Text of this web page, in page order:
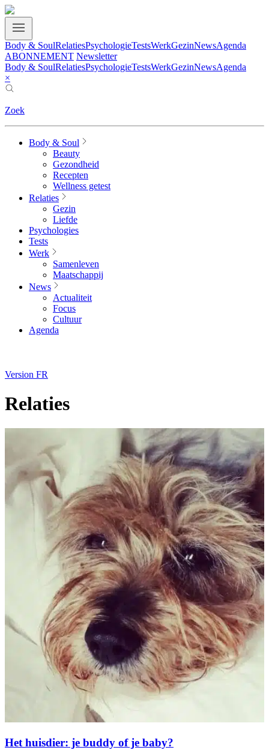
Body & SoulRelatiesPsychologieTestsWerkGezinNewsAgenda
ABONNEMENT Newsletter
Body & SoulRelatiesPsychologieTestsWerkGezinNewsAgenda
×
Zoek
Body & Soul
Beauty
Gezondheid
Recepten
Wellness getest
Relaties
Gezin
Liefde
Psychologies
Tests
Werk
Samenleven
Maatschappij
News
Actualiteit
Focus
Cultuur
Agenda
Version FR
Relaties
Het huisdier: je buddy of je baby?